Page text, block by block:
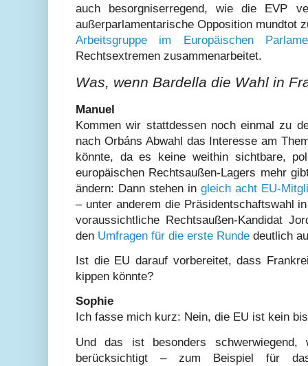
auch besorgniserregend, wie die EVP
außerparlamentarische Opposition mundtot
Arbeitsgruppe im Europäischen
Rechtsextremen zusammenarbeitet.
Was, wenn Bardella die Wahl in
Manuel
Kommen wir stattdessen noch einmal zu
nach Orbáns Abwahl das Interesse am
könnte, da es keine weithin sichtbare,
europäischen Rechtsaußen-Lagers mehr
ändern: Dann stehen in gleich acht EU-
– unter anderem die Präsidentschaftswahl
voraussichtliche Rechtsaußen-Kandidat
den Umfragen für die erste Runde deutlich
Ist die EU darauf vorbereitet, dass
kippen könnte?
Sophie
Ich fasse mich kurz: Nein, die EU ist kein
Und das ist besonders schwerwiegend,
berücksichtigt – zum Beispiel für